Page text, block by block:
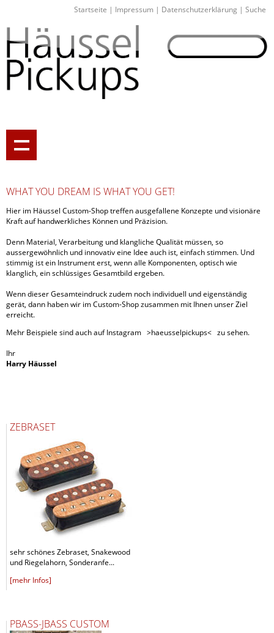
Startseite | Impressum | Datenschutzerklärung | Suche
WHAT YOU DREAM IS WHAT YOU GET!
Hier im Häussel Custom-Shop treffen ausgefallene Konzepte und visionäre
Kraft auf handwerkliches Können und Präzision.
Denn Material, Verarbeitung und klangliche Qualität müssen, so
aussergewöhnlich und innovativ eine Idee auch ist, einfach stimmen. Und
stimmig ist ein Instrument erst, wenn alle Komponenten, optisch wie
klanglich, ein schlüssiges Gesamtbild ergeben.
Wenn dieser Gesamteindruck zudem noch individuell und eigenständig
gerät, dann haben wir im Custom-Shop zusammen mit Ihnen unser Ziel
erreicht.
Mehr Beispiele sind auch auf Instagram >haeusselpickups< zu sehen.
Ihr
Harry Häussel
ZEBRASET
sehr schönes Zebraset, Snakewood
und Riegelahorn, Sonderanfe...
[mehr Infos]
PBASS-JBASS CUSTOM